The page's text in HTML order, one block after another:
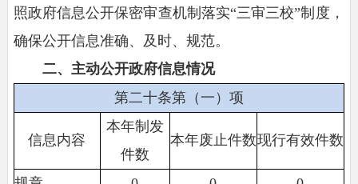
照政府信息公开保密审查机制落实“三审三校”制度，
确保公开信息准确、及时、规范。
二、主动公开政府信息情况
第二十条第（一）项
信息内容
本年制发
件数
本年废止件数现行有效件数